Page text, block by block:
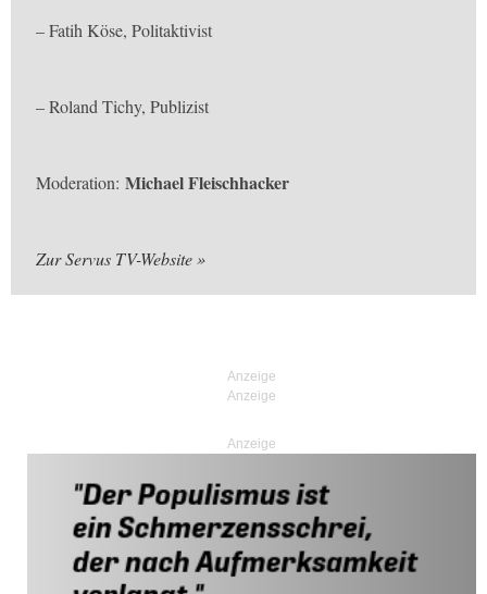
– Fatih Köse, Politaktivist
– Roland Tichy, Publizist
Moderation: Michael Fleischhacker
Zur Servus TV-Website
Anzeige